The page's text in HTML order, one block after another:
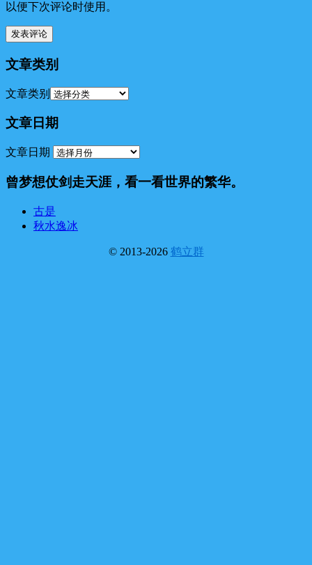
以便下次评论时使用。
文章类别
文章类别
文章日期
文章日期
曾梦想仗剑走天涯，看一看世界的繁华。
古是
秋水逸冰
© 2013-2026 鹤立群